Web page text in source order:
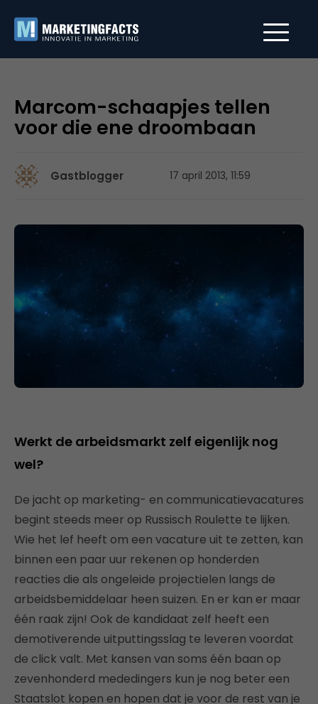
Marcom-schaapjes tellen
voor die ene droombaan
Gastblogger 17 april 2013, 11:59
Werkt de arbeidsmarkt zelf eigenlijk nog
wel?
De jacht op marketing- en communicatievacatures
begint steeds meer op Russisch Roulette te lijken.
Wie het lef heeft om een vacature uit te zetten, kan
binnen een paar uur rekenen op honderden
reacties die als ongeleide projectielen langs de
arbeidsbemiddelaar heen suizen. En er kan er maar
één raak zijn! Ook de kandidaat zelf heeft een
demotiverende uitputtingsslag te leveren voordat
de click valt. Met kansen van soms één baan op
zevenhonderd mededingers kun je nog beter een
Staatslot kopen en hopen dat je voor de rest van je